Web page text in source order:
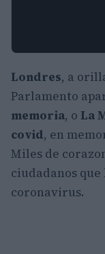
Londres, a
Parlamento
memoria, o La
covid, en
Miles de
ciudadanos
coronavirus.